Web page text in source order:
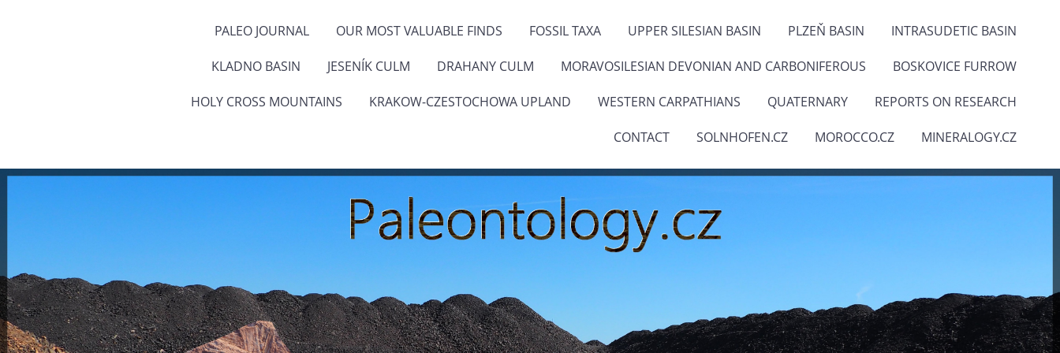
PALEO JOURNAL OUR MOST VALUABLE FINDS FOSSIL TAXA UPPER SILESIAN BASIN PLZEŇ BASIN INTRASUDETIC BASIN
KLADNO BASIN JESENÍK CULM DRAHANY CULM MORAVOSILESIAN DEVONIAN AND CARBONIFEROUS BOSKOVICE FURROW
HOLY CROSS MOUNTAINS KRAKOW-CZESTOCHOWA UPLAND WESTERN CARPATHIANS QUATERNARY REPORTS ON RESEARCH
CONTACT SOLNHOFEN.CZ MOROCCO.CZ MINERALOGY.CZ